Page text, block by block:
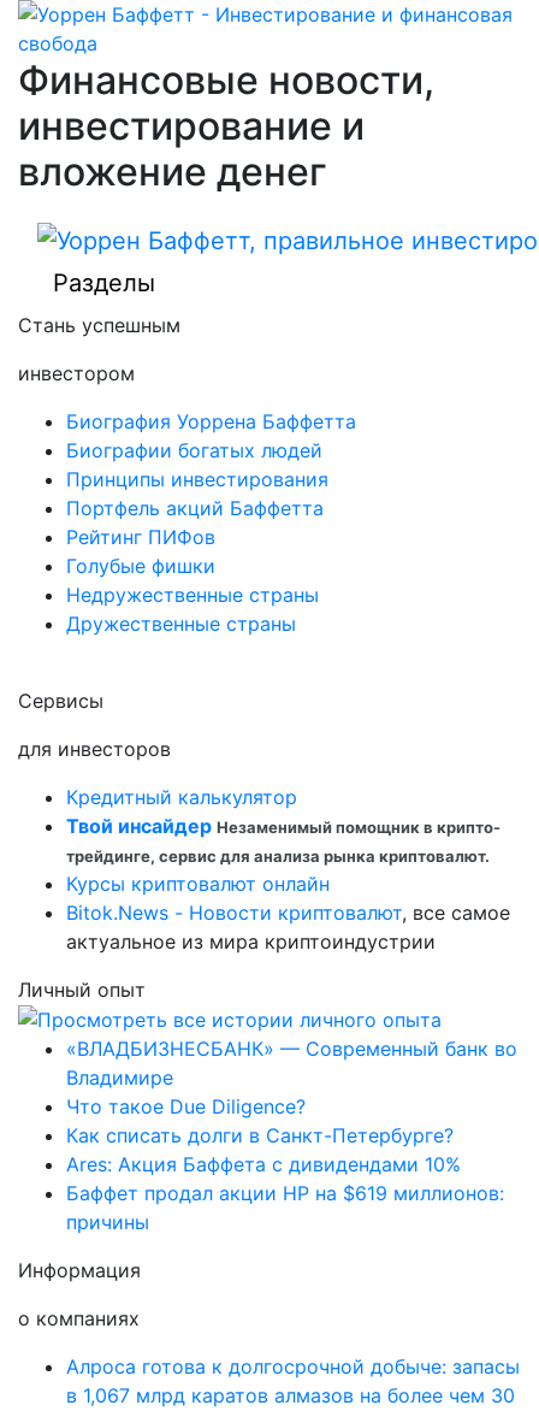
Финансовые новости,
инвестирование и
вложение денег
Разделы
Стань успешным
инвестором
Биография Уоррена Баффетта
Биографии богатых людей
Принципы инвестирования
Портфель акций Баффетта
Рейтинг ПИФов
Голубые фишки
Недружественные страны
Дружественные страны
Сервисы
для инвесторов
Кредитный калькулятор
Твой инсайдер Незаменимый помощник в крипто-
трейдинге, сервис для анализа рынка криптовалют.
Курсы криптовалют онлайн
Bitok.News - Новости криптовалют, все самое
актуальное из мира криптоиндустрии
Личный опыт
«ВЛАДБИЗНЕСБАНК» — Современный банк во
Владимире
Что такое Due Diligence?
Как списать долги в Санкт-Петербурге?
Ares: Акция Баффета с дивидендами 10%
Баффет продал акции HP на $619 миллионов:
причины
Информация
о компаниях
Алроса готова к долгосрочной добыче: запасы
в 1,067 млрд каратов алмазов на более чем 30